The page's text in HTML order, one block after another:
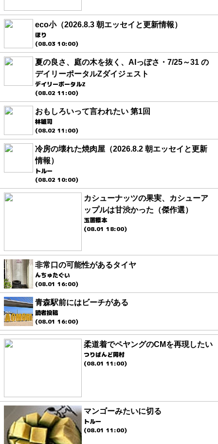
eco小（2026.8.3 朝エッセイと更新情報）
ほり
(08.03 10:00)
夏の良さ、庭の木を抜く、AIっぽさ・7/25～31 の
デイリーポータルZダイジェスト
デイリーポータルZ
(08.02 11:00)
おもしろいって言われたい 第1回
林雄司
(08.02 11:00)
冷房の壊れた焼肉屋（2026.8.2 朝エッセイと更新
情報）
トルー
(08.02 10:00)
カシューナッツの果実、カシューア
ップルは甘渋かった（傑作選）
玉置標本
(08.01 18:00)
非常口の可能性があるタイヤ
んちゅたぐい
(08.01 16:00)
青森駅前にはビーチがある
読者投稿
(08.01 16:00)
柔道着でペヤングのCMを再現したい
つりばんど岡村
(08.01 11:00)
マンゴーみたいに切る
トルー
(08.01 11:00)